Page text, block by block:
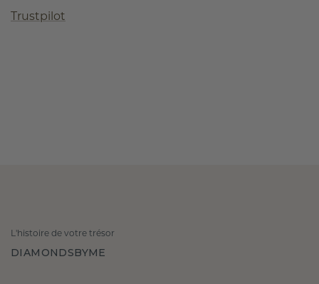
Trustpilot
L'histoire de votre trésor
DIAMONDSBYME